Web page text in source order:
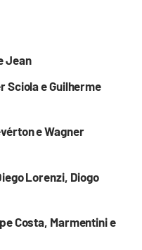
Jean
Sciola e Guilherme
e Wagner
Lorenzi, Diogo
Costa, Marmentini e